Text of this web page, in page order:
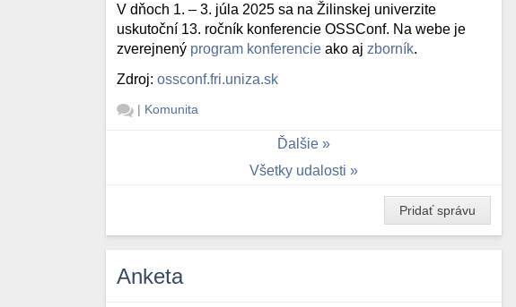
V dňoch 1. – 3. júla 2025 sa na Žilinskej univerzite
uskutoční 13. ročník konferencie OSSConf. Na webe je
zverejnený program konferencie ako aj zborník.
Zdroj:ossconf.fri.uniza.sk
| Komunita
Ďalšie
Všetky udalosti
Pridať správu
Anketa